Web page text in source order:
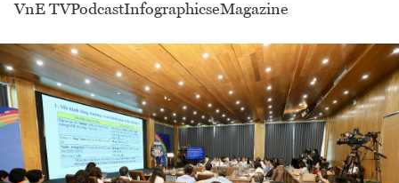
VnE TVPodcastInfographicseMagazine